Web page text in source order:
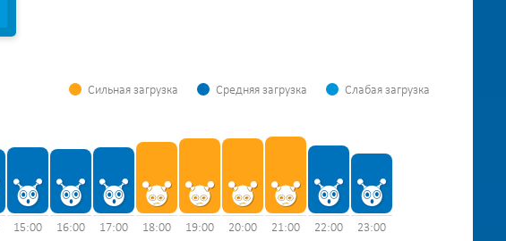
Сильная загрузка Средняя загрузка Слабая загрузка
15:00 16:00 17:00 18:00 19:00 20:00 21:00 22:00 23:00